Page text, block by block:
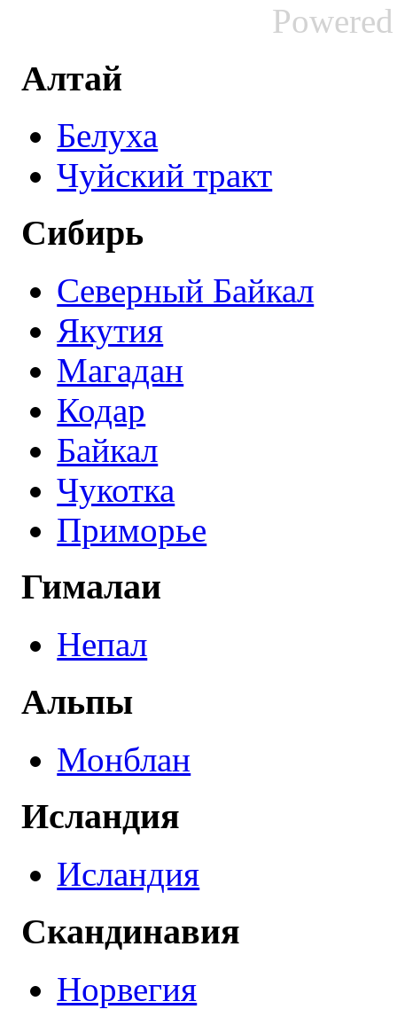
Алтай
Белуха
Чуйский тракт
Сибирь
Северный Байкал
Якутия
Магадан
Кодар
Байкал
Чукотка
Приморье
Гималаи
Непал
Альпы
Монблан
Исландия
Исландия
Скандинавия
Норвегия